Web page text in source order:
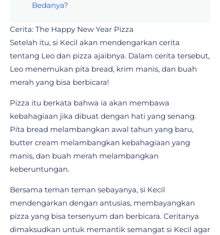
Bedanya?
Cerita: The Happy New Year Pizza
Setelah itu, si Kecil akan mendengarkan cerita
tentang Leo dan pizza ajaibnya. Dalam cerita tersebut,
Leo menemukan pita bread, krim manis, dan buah
merah yang bisa berbicara!
Pizza itu berkata bahwa ia akan membawa
kebahagiaan jika dibuat dengan hati yang senang.
Pita bread melambangkan awal tahun yang baru,
butter cream melambangkan kebahagiaan yang
manis, dan buah merah melambangkan
keberuntungan.
Bersama teman teman sebayanya, si Kecil
mendengarkan dengan antusias, membayangkan
pizza yang bisa tersenyum dan berbicara. Ceritanya
dimaksudkan untuk memantik semangat si Kecil agar